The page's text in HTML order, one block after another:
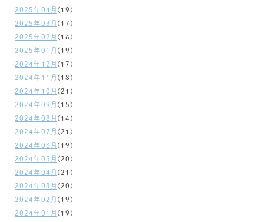
2025年04月 (19)
2025年03月 (17)
2025年02月 (16)
2025年01月 (19)
2024年12月 (17)
2024年11月 (18)
2024年10月 (21)
2024年09月 (15)
2024年08月 (14)
2024年07月 (21)
2024年06月 (19)
2024年05月 (20)
2024年04月 (21)
2024年03月 (20)
2024年02月 (19)
2024年01月 (19)